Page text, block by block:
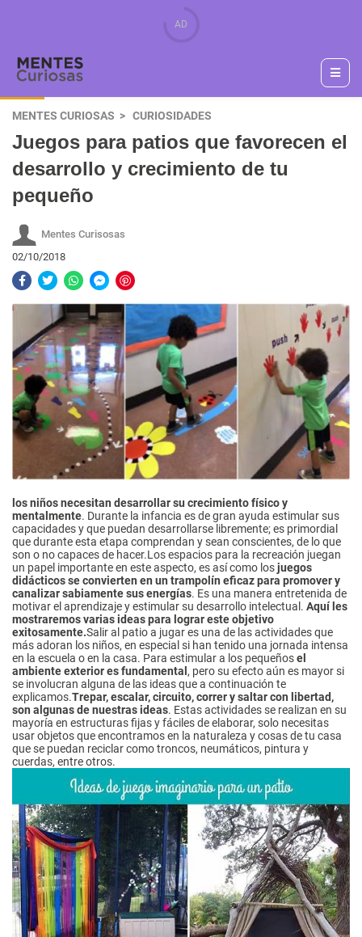
MENTES CURIOSAS CURIOSIDADES
Juegos para patios que favorecen el
desarrollo y crecimiento de tu
pequeño
Mentes Curisosas
02/10/2018
los niños necesitan desarrollar su crecimiento físico y
mentalmente. Durante la infancia es de gran ayuda estimular sus
capacidades y que puedan desarrollarse libremente; es primordial
que durante esta etapa comprendan y sean conscientes, de lo que
son o no capaces de hacer.Los espacios para la recreación juegan
un papel importante en este aspecto, es así como losjuegos
didácticos se convierten en un trampolín eficaz para promover y
canalizar sabiamente sus energías. Es una manera entretenida de
motivar el aprendizaje y estimular su desarrollo intelectual. Aquí les
mostraremos varias ideas para lograr este objetivo
exitosamente.Salir al patio a jugar es una de las actividades que
más adoran los niños, en especial si han tenido una jornada intensa
en la escuela o en la casa. Para estimular a los pequeñosel
ambiente exterior es fundamental , pero su efecto aún es mayor si
se involucran alguna de las ideas que a continuación te
explicamos.Trepar, escalar, circuito, correr y saltar con libertad,
son algunas de nuestras ideas. Estas actividades se realizan en su
mayoría en estructuras fijas y fáciles de elaborar, solo necesitas
usar objetos que encontramos en la naturaleza y cosas de tu casa
que se puedan reciclar como troncos, neumáticos, pintura y
cuerdas, entre otros.